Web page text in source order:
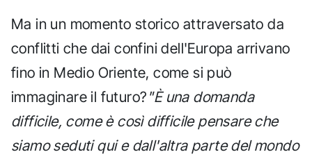
Ma in un momento storico attraversato da
conflitti che dai confini dell'Europa arrivano
fino in Medio Oriente, come si può
immaginare il futuro? "È una domanda
difficile, come è così difficile pensare che
siamo seduti qui e dall'altra parte del mondo